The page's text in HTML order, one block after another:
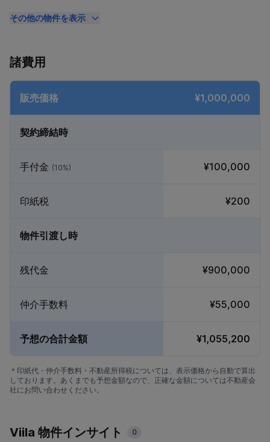
その他の物件を表示
諸費用
販売価格 ¥1,000,000
契約締結時
手付金 (10%) ¥100,000
印紙税 ¥200
物件引渡し時
残代金 ¥900,000
仲介手数料 ¥55,000
予想の合計金額 ¥1,055,200
＊印紙代・仲介手数料・不動産所得税については、表示価格から自動で算出
しております。あくまでも予想金額なので、正確な金額については不動産会
社にお問い合わせください。
Viila 物件インサイト 0